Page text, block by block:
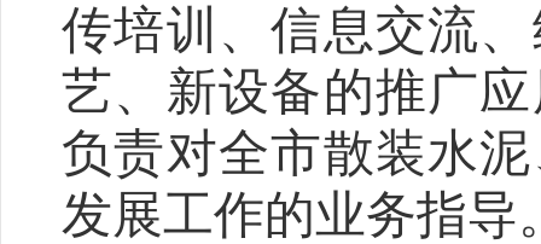
传培训、信息交流
艺、新设备的推广
负责对全市散装水
发展工作的业务指导